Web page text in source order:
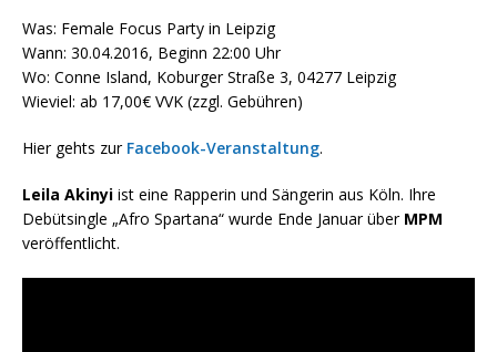
Was: Female Focus Party in Leipzig
Wann: 30.04.2016, Beginn 22:00 Uhr
Wo: Conne Island, Koburger Straße 3, 04277 Leipzig
Wieviel: ab 17,00€ VVK (zzgl. Gebühren)
Hier gehts zur Facebook-Veranstaltung.
Leila Akinyi ist eine Rapperin und Sängerin aus Köln. Ihre
Debütsingle „Afro Spartana“ wurde Ende Januar über MPM
veröffentlicht.